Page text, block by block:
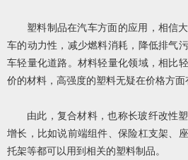
塑料制品在汽车方面的应用，相信
车的动力性，减少燃料消耗，降低排气
车轻量化道路。材料轻量化领域，相比
价的材料，高强度的塑料无疑在价格方面
由此，复合材料，也称长玻纤改性
增长，比如说前端组件、保险杠支架、
托架等都可以用到相关的塑料制品。